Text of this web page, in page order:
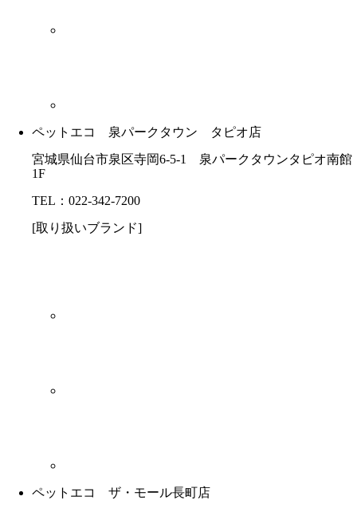
ペットエコ 泉パークタウン タピオ店
宮城県仙台市泉区寺岡6-5-1 泉パークタウンタピオ南館
1F
TEL：022-342-7200
[取り扱いブランド]
ペットエコ ザ・モール長町店